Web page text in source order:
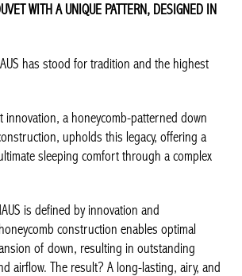
WITH A UNIQUE PATTERN, DESIGNED IN
has stood for tradition and the highest
innovation, a honeycomb-patterned down
upholds this legacy, offering a
sleeping comfort through a complex
is defined by innovation and
construction enables optimal
of down, resulting in outstanding
airflow. The result? A long-lasting, airy, and